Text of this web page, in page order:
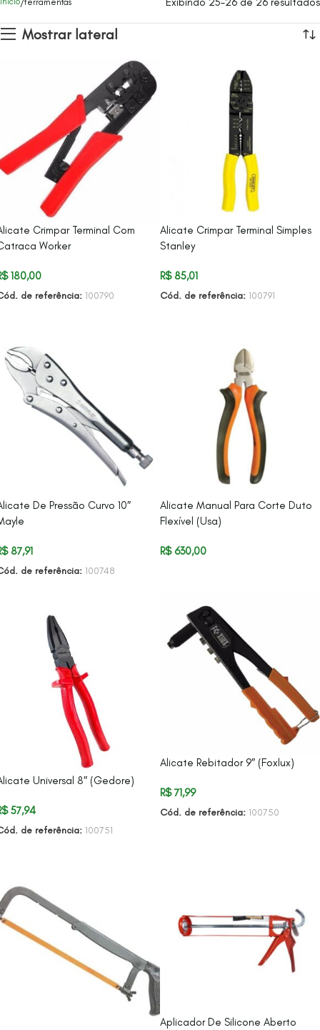
Mostrar lateral
Crimpar Terminal Com
Worker
180,00
de referência: 100790
Alicate Crimpar Terminal Simples
Stanley
R$85,01
Cód. de referência: 100791
De Pressão Curvo 10″
87,91
de referência: 100748
Alicate Manual Para Corte Duto
Flexível (Usa)
R$630,00
Alicate Rebitador 9″ (Foxlux)
R$71,99
Cód. de referência: 100750
Universal 8″ (Gedore)
57,94
de referência: 100751
Aplicador De Silicone Aberto